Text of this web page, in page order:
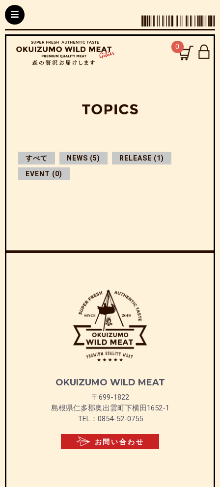
0
すべて NEWS (5)
RELEASE (1)
EVENT (0)
OKUIZUMO WILD MEAT
〒699-1822
島根県仁多郡奥出雲町下横田1652-1
TEL：0854-52-0755
お問い合わせ